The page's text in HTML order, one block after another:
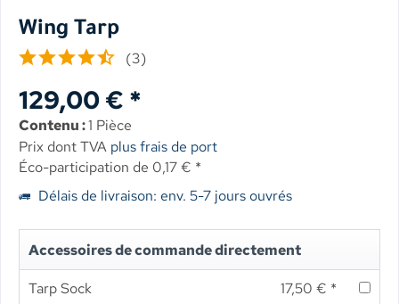
Wing Tarp
(3)
129,00 € *
Contenu :1 Pièce
Prix dont TVA plus frais de port
Éco-participation de 0,17 € *
Délais de livraison: env. 5-7 jours ouvrés
Accessoires de commande directement
Tarp Sock 17,50 € *